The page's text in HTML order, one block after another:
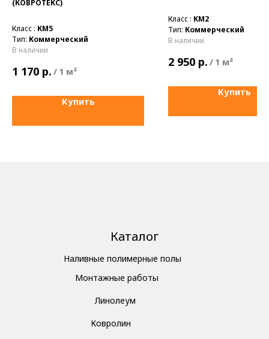
(КОВРОТЕКС)
Класс : КМ5
Тип: Коммерческий
В наличии
1 170 р. / 1 м²
Купить
Класс : КМ2
Тип: Коммерческий
В наличии
2 950 р. / 1 м²
Купить
Наливные полимерные полы
Линолеум
Ковролин
Монтажные работы
Каталог